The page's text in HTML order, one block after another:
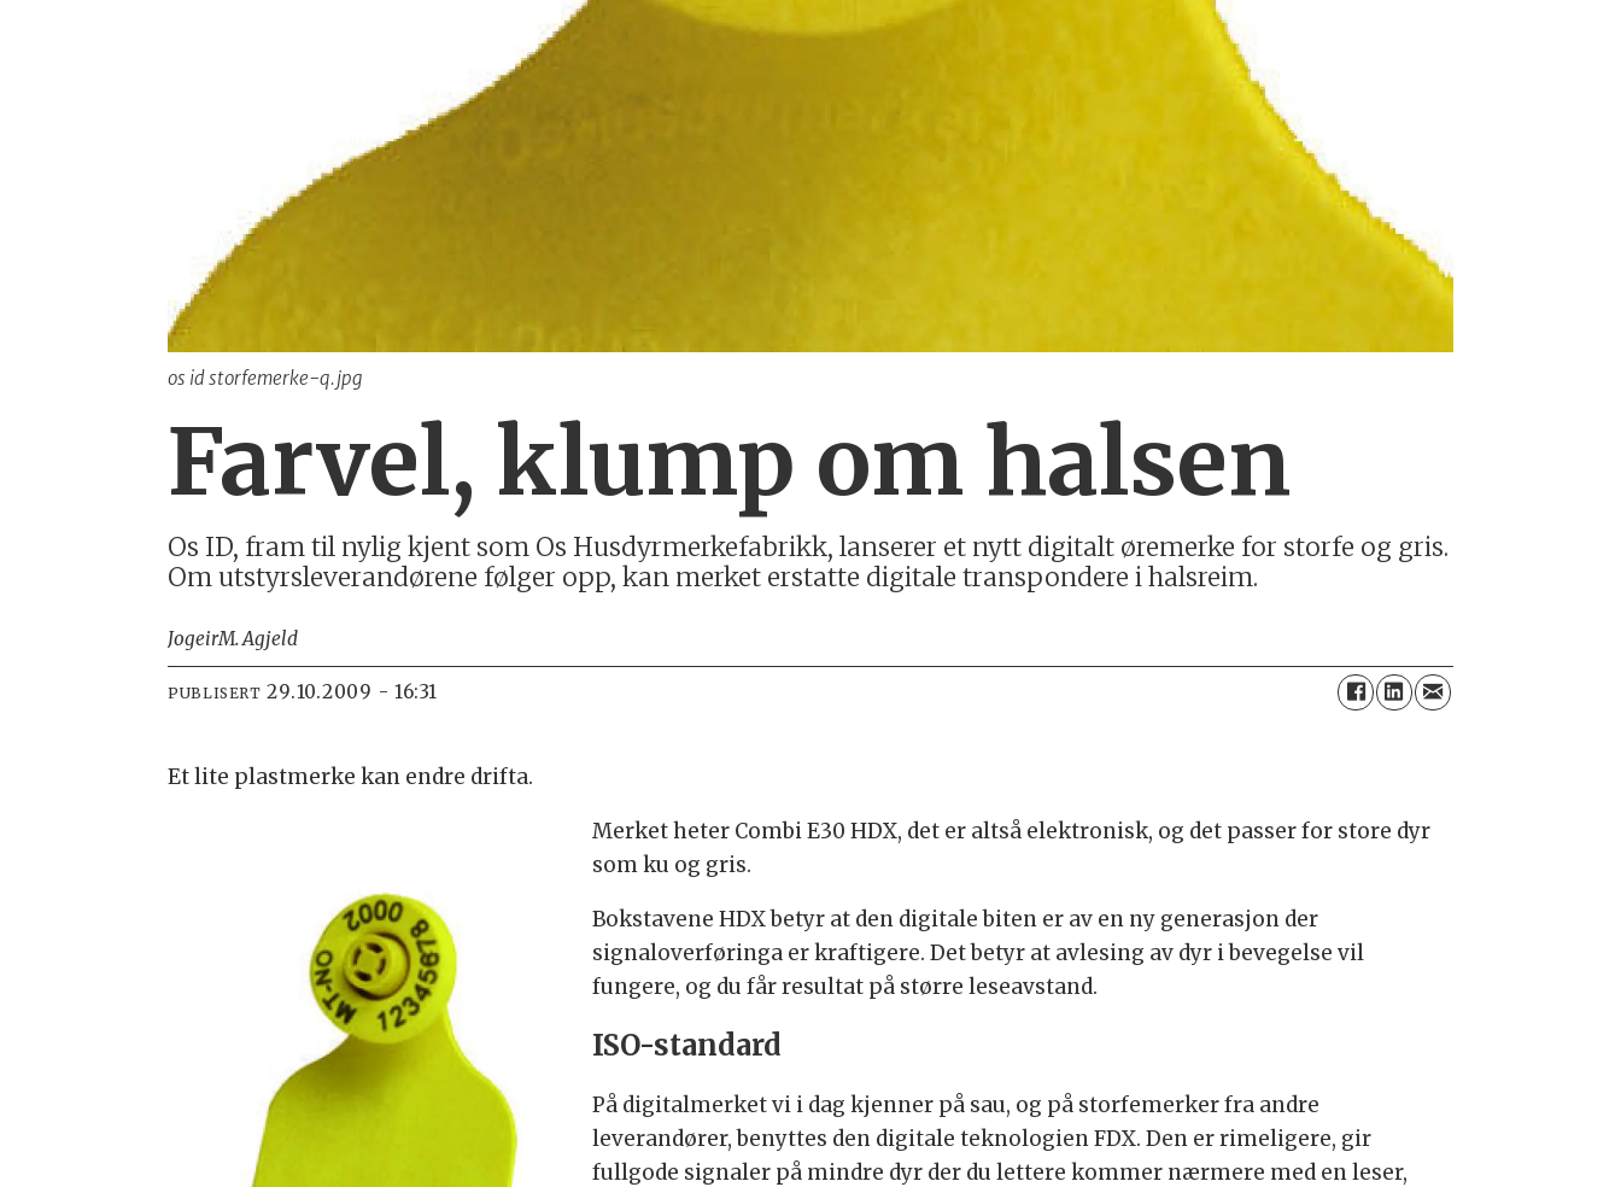
os id storfemerke-q.jpg
Farvel, klump om halsen
Os ID, fram til nylig kjent som Os Husdyrmerkefabrikk, lanserer et nytt digitalt øremerke for storfe og gris.
Om utstyrsleverandørene følger opp, kan merket erstatte digitale transpondere i halsreim.
JogeirM. Agjeld
PUBLISERT 29.10.2009 - 16:31
Et lite plastmerke kan endre drifta.
Merket heter Combi E30 HDX, det er altså elektronisk, og det passer for store dyr
som ku og gris.
Bokstavene HDX betyr at den digitale biten er av en ny generasjon der
signaloverføringa er kraftigere. Det betyr at avlesing av dyr i bevegelse vil
fungere, og du får resultat på større leseavstand.
ISO-standard
På digitalmerket vi i dag kjenner på sau, og på storfemerker fra andre
leverandører, benyttes den digitale teknologien FDX. Den er rimeligere, gir
fullgode signaler på mindre dyr der du lettere kommer nærmere med en leser,